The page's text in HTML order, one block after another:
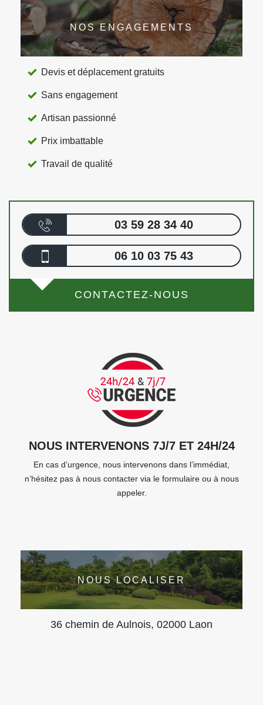
NOS ENGAGEMENTS
Devis et déplacement gratuits
Sans engagement
Artisan passionné
Prix imbattable
Travail de qualité
03 59 28 34 40
06 10 03 75 43
CONTACTEZ-NOUS
NOUS INTERVENONS 7J/7 ET 24H/24
En cas d’urgence, nous intervenons dans l’immédiat,
n’hésitez pas à nous contacter via le formulaire ou à nous
appeler.
NOUS LOCALISER
36 chemin de Aulnois, 02000 Laon